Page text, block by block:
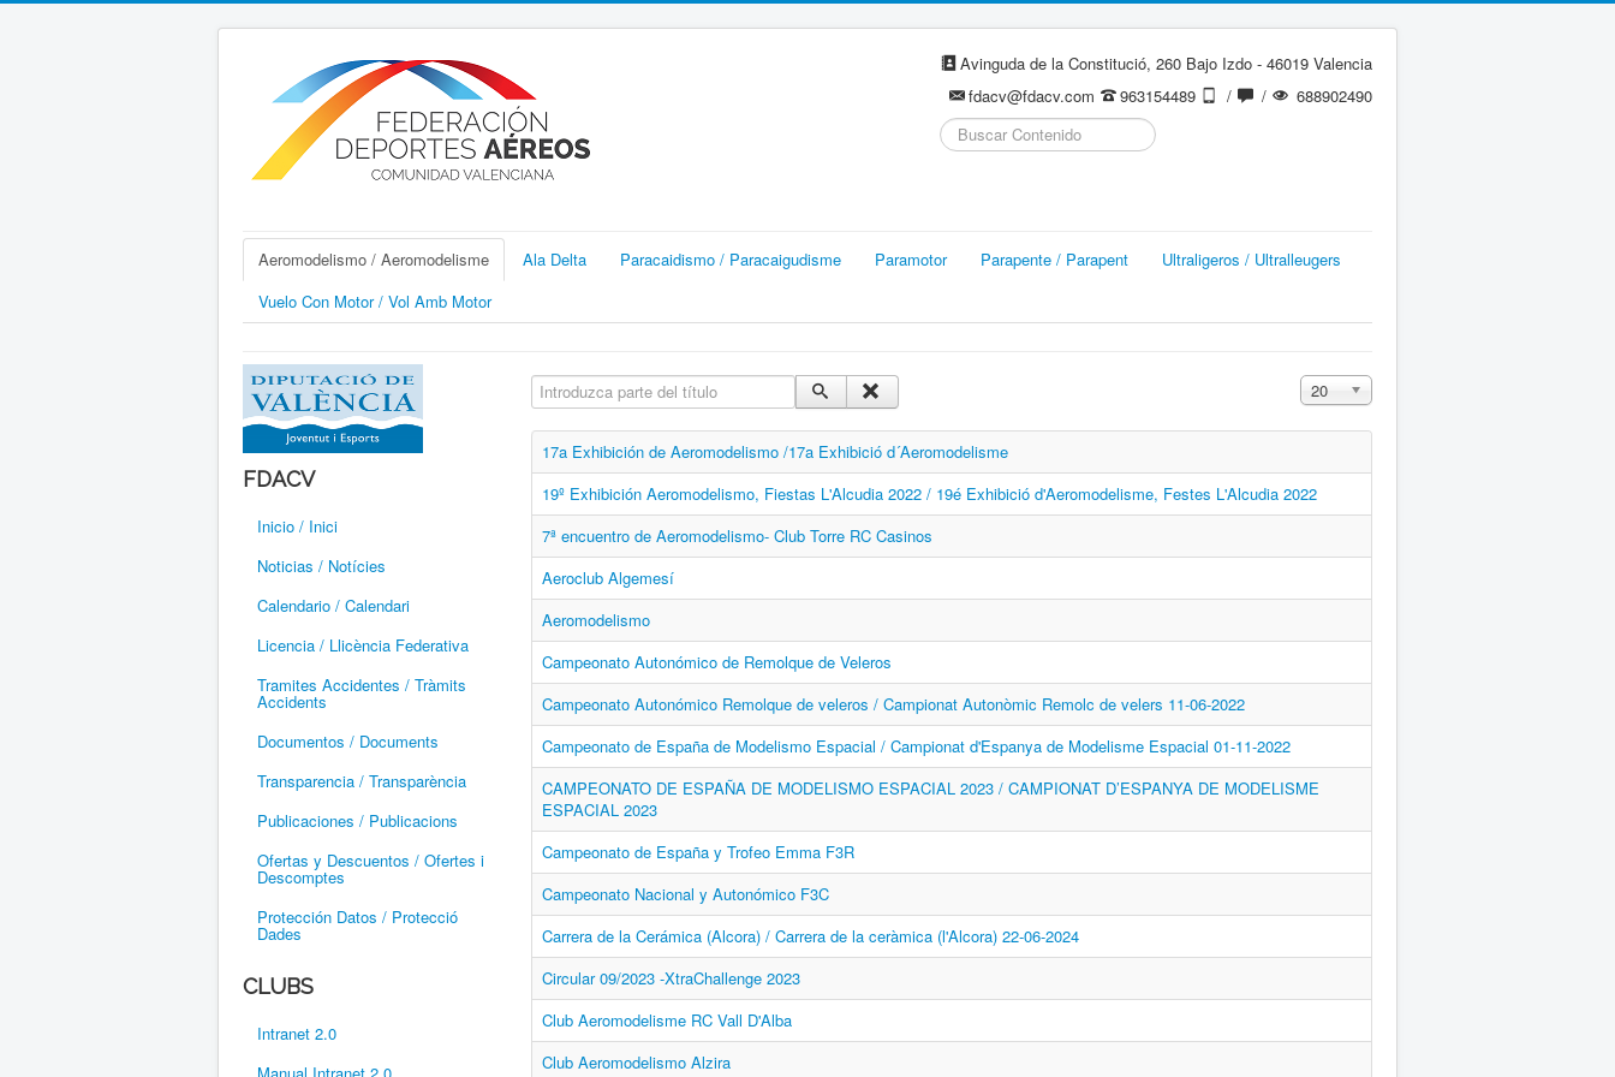
Avinguda de la Constitució, 260 Bajo Izdo - 46019 Valencia
fdacv@fdacv.com
963154489 / /
688902490
Buscar...
Aeromodelismo / Aeromodelisme Ala Delta Paracaidismo / Paracaigudisme Paramotor Parapente / Parapent
Ultraligeros / Ultralleugers
Vuelo Con Motor / Vol Amb Motor
FDACV
Inicio / Inici
Noticias / Notícies
Calendario / Calendari
Licencia / Llicència Federativa
Tramites Accidentes / Tràmits
Accidents
Documentos / Documents
Transparencia / Transparència
Publicaciones / Publicacions
Ofertas y Descuentos / Ofertes i
Descomptes
Protección Datos / Protecció
Dades
CLUBS
Intranet 2.0
Manual Intranet 2.0
Introduzca parte del título Cantidad a mostrar
20
17a Exhibición de Aeromodelismo /17a Exhibició d´Aeromodelisme
19º Exhibición Aeromodelismo, Fiestas L'Alcudia 2022 / 19é Exhibició d'Aeromodelisme, Festes L'Alcudia 2022
7ª encuentro de Aeromodelismo- Club Torre RC Casinos
Aeroclub Algemesí
Aeromodelismo
Campeonato Autonómico de Remolque de Veleros
Campeonato Autonómico Remolque de veleros / Campionat Autonòmic Remolc de velers 11-06-2022
Campeonato de España de Modelismo Espacial / Campionat d'Espanya de Modelisme Espacial 01-11-2022
CAMPEONATO DE ESPAÑA DE MODELISMO ESPACIAL 2023 / CAMPIONAT D’ESPANYA DE MODELISME
ESPACIAL 2023
Campeonato de España y Trofeo Emma F3R
Campeonato Nacional y Autonómico F3C
Carrera de la Cerámica (Alcora) / Carrera de la ceràmica (l'Alcora) 22-06-2024
Circular 09/2023 -XtraChallenge 2023
Club Aeromodelisme RC Vall D'Alba
Club Aeromodelismo Alzira